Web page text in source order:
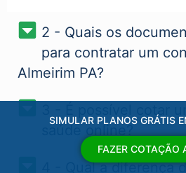
2 - Quais os
para contratar um
Almeirim PA?
saúde online?
4 - Qual a diferença
SIMULAR PLANOS GRÁTIS
FAZER COTAÇÃO